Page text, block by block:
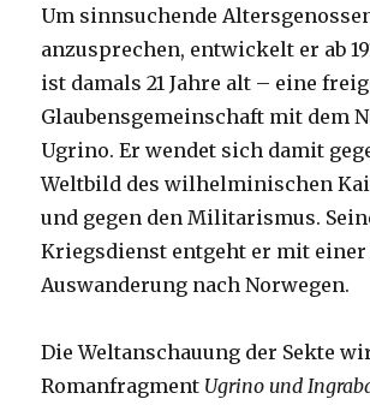
Um sinnsuchende
anzusprechen, entwickelt er ab
ist damals 21 Jahre alt – eine
Glaubensgemeinschaft mit dem
Ugrino. Er wendet sich damit
Weltbild des wilhelminischen
und gegen den Militarismus.
Kriegsdienst entgeht er mit
Auswanderung nach Norwegen.
Die Weltanschauung der Sekte
Romanfragment Ugrino und